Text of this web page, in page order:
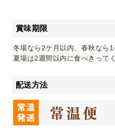
賞味期限
冬場なら2ケ月以内、春秋なら1
夏場は2週間以内に食べきって
配送方法